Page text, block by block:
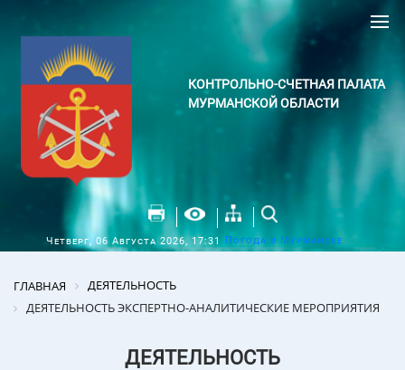
КОНТРОЛЬНО-СЧЕТНАЯ ПАЛАТА
МУРМАНСКОЙ ОБЛАСТИ
Четверг, 06 Августа 2026, 17:31 Погода в Мурманске
ГЛАВНАЯ
ДЕЯТЕЛЬНОСТЬ
ДЕЯТЕЛЬНОСТЬ ЭКСПЕРТНО-АНАЛИТИЧЕСКИЕ МЕРОПРИЯТИЯ
ДЕЯТЕЛЬНОСТЬ